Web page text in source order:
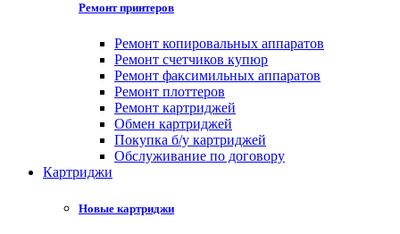
Ремонт принтеров
Ремонт копировальных аппаратов
Ремонт счетчиков купюр
Ремонт факсимильных аппаратов
Ремонт плоттеров
Ремонт картриджей
Обмен картриджей
Покупка б/у картриджей
Обслуживание по договору
Картриджи
Новые картриджи